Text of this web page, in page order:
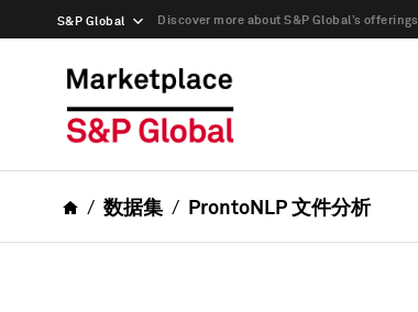
S&P Global Discover more about S&P Global’s offerings
数据集 ProntoNLP 文件分析